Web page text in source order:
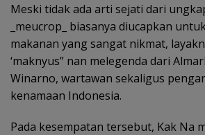
Meski tidak ada arti sejati dari
_meucrop_ biasanya diucapkan
makanan yang sangat nikmat,
‘maknyus” nan melegenda dari
Winarno, wartawan sekaligus
kenamaan Indonesia.
Pada kesempatan tersebut, Kak Na